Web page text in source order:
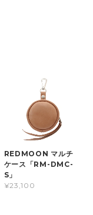
REDMOON マルチ
ケース「RM-DMC-
S」
¥23,100